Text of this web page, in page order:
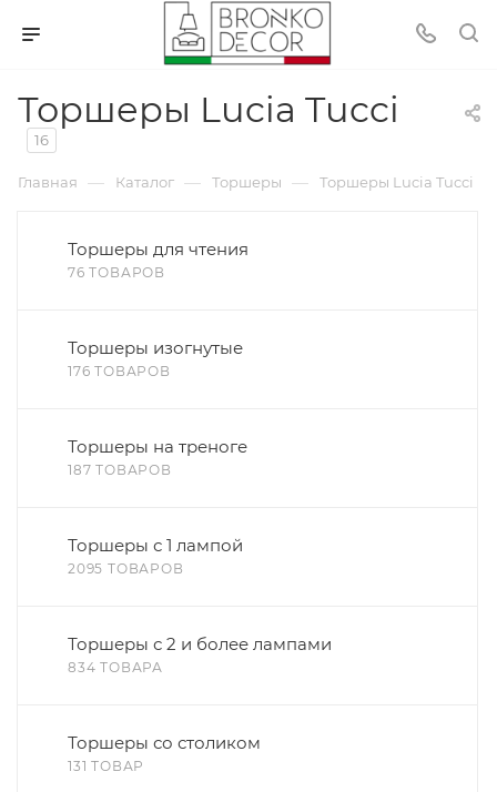
Торшеры Lucia Tucci
16
Главная — Каталог — Торшеры — Торшеры Lucia Tucci
Торшеры для чтения
76 ТОВАРОВ
Торшеры изогнутые
176 ТОВАРОВ
Торшеры на треноге
187 ТОВАРОВ
Торшеры с 1 лампой
2095 ТОВАРОВ
Торшеры с 2 и более лампами
834 ТОВАРА
Торшеры со столиком
131 ТОВАР